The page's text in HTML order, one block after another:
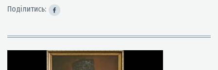
Поділитись: